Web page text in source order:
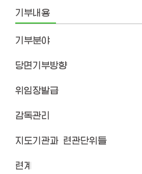
기부내용
기부분야
당면기부방향
위임장발급
감독관리
지도기관과 련관단위들
련계